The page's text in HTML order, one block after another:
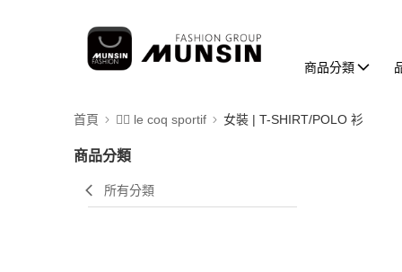
商品分類
首頁 🚴‍♂️ le coq sportif 女裝 | T-SHIRT/POLO 衫
商品分類
所有分類